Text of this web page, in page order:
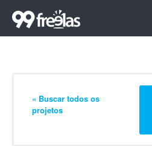
« Buscar todos os
projetos